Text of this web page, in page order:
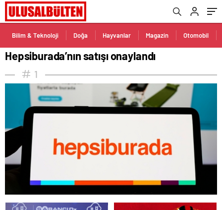
Bilim & Teknoloji Doğa Hayvanlar Magazin Otomobil
Hepsiburada’nın satışı onaylandı
1